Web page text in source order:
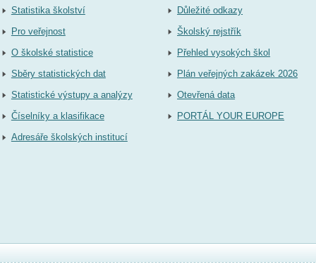
Statistika školství
Pro veřejnost
O školské statistice
Sběry statistických dat
Statistické výstupy a analýzy
Číselníky a klasifikace
Adresáře školských institucí
Důležité odkazy
Školský rejstřík
Přehled vysokých škol
Plán veřejných zakázek 2026
Otevřená data
PORTÁL YOUR EUROPE